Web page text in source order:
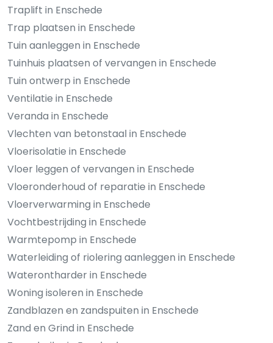
Traplift in Enschede
Trap plaatsen in Enschede
Tuin aanleggen in Enschede
Tuinhuis plaatsen of vervangen in Enschede
Tuin ontwerp in Enschede
Ventilatie in Enschede
Veranda in Enschede
Vlechten van betonstaal in Enschede
Vloerisolatie in Enschede
Vloer leggen of vervangen in Enschede
Vloeronderhoud of reparatie in Enschede
Vloerverwarming in Enschede
Vochtbestrijding in Enschede
Warmtepomp in Enschede
Waterleiding of riolering aanleggen in Enschede
Waterontharder in Enschede
Woning isoleren in Enschede
Zandblazen en zandspuiten in Enschede
Zand en Grind in Enschede